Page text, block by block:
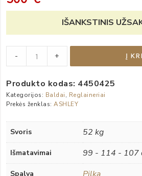
IŠANKSTINIS
reglaineris
quantity
- + Į
Produkto kodas: 4450425
Kategorijos: Baldai, Reglaineriai
Prekės ženklas: ASHLEY
Svoris 52 kg
Išmatavimai 99 - 114 - 107
Spalva